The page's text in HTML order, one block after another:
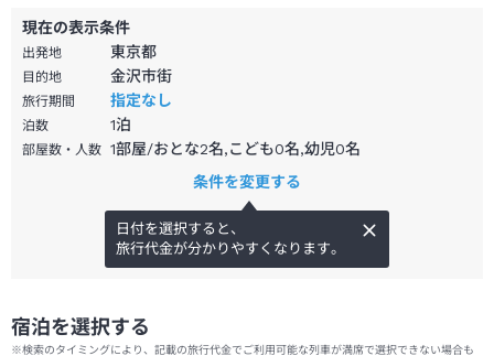
現在の表示条件
出発地 東京都
目的地 金沢市街
旅行期間 指定なし
泊数 1泊
部屋数・人数 1部屋/おとな2名,こども0名,幼児0名
条件を変更する
日付を選択すると、
旅行代金が分かりやすくなります。
宿泊を選択する
※検索のタイミングにより、記載の旅行代金でご利用可能な列車が満席で選択できない場合も